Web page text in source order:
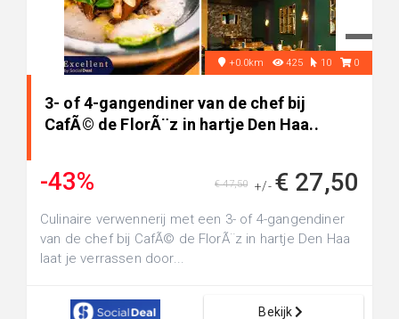
+0.0km 425 10 0
3- of 4-gangendiner van de chef bij
CafÃ© de FlorÃ¨z in hartje Den Haa..
-43% +/- € 27,50
€ 47,50
Culinaire verwennerij met een 3- of 4-gangendiner
van de chef bij CafÃ© de FlorÃ¨z in hartje Den Haa
laat je verrassen door...
Bekijk